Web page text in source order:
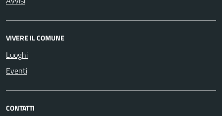
VIVERE IL COMUNE
Luoghi
Eventi
CONTATTI